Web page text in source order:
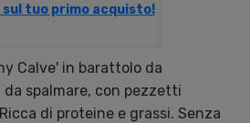
sul tuo primo acquisto!
Calve' in barattolo da
spalmare, con pezzetti
di proteine e grassi. Senza